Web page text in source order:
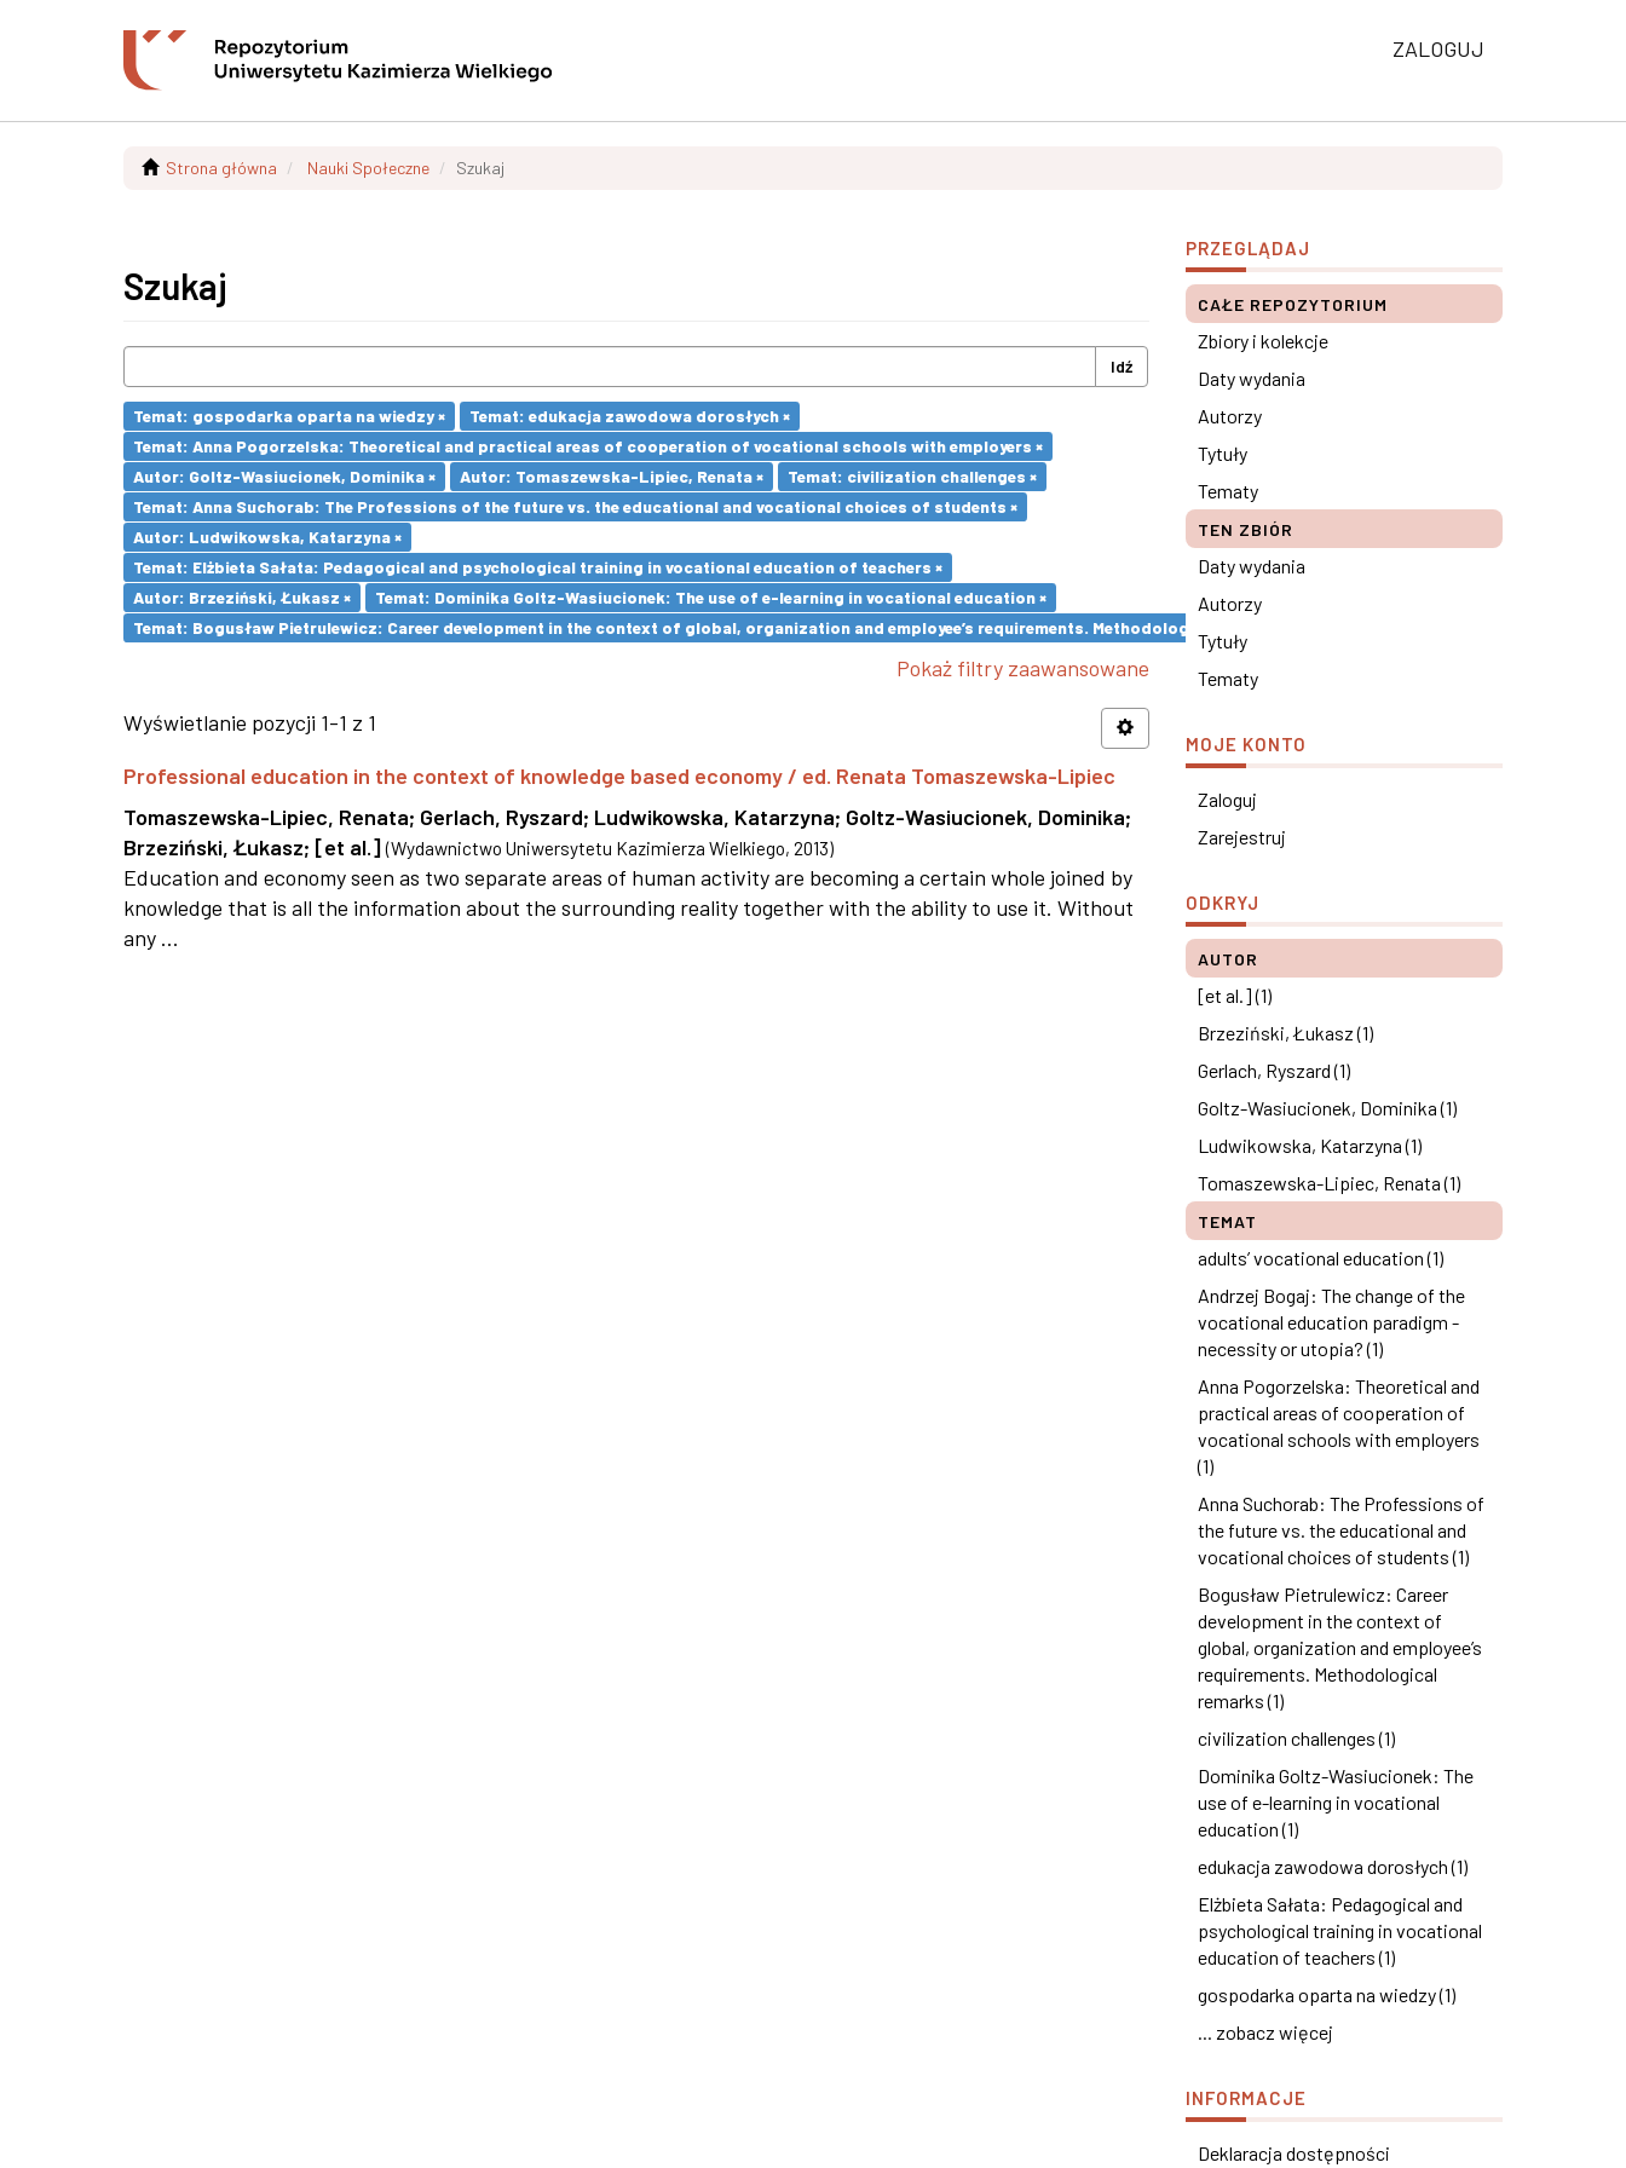
ZALOGUJ
Strona główna Nauki Społeczne Szukaj
Szukaj
Idź
Temat: gospodarka oparta na wiedzy ×
Temat: edukacja zawodowa dorosłych ×
Temat: Anna Pogorzelska: Theoretical and practical areas of cooperation of vocational schools with employers ×
Autor: Goltz-Wasiucionek, Dominika ×
Autor: Tomaszewska-Lipiec, Renata ×
Temat: civilization challenges ×
Temat: Anna Suchorab: The Professions of the future vs. the educational and vocational choices of students ×
Autor: Ludwikowska, Katarzyna ×
Temat: Elżbieta Sałata: Pedagogical and psychological training in vocational education of teachers ×
Autor: Brzeziński, Łukasz ×
Temat: Dominika Goltz-Wasiucionek: The use of e-learning in vocational education ×
Temat: Bogusław Pietrulewicz: Career development in the context of global, organization and employee’s requirements. Methodological remarks ×
Pokaż filtry zaawansowane
Wyświetlanie pozycji 1-1 z 1
Professional education in the context of knowledge based economy / ed. Renata Tomaszewska-Lipiec
Tomaszewska-Lipiec, Renata; Gerlach, Ryszard; Ludwikowska, Katarzyna; Goltz-Wasiucionek, Dominika;
Brzeziński, Łukasz; [et al.] (Wydawnictwo Uniwersytetu Kazimierza Wielkiego, 2013)
Education and economy seen as two separate areas of human activity are becoming a certain whole joined by
knowledge that is all the information about the surrounding reality together with the ability to use it. Without
any ...
PRZEGLĄDAJ
CAŁE REPOZYTORIUM
Zbiory i kolekcje
Daty wydania
Autorzy
Tytuły
Tematy
TEN ZBIÓR
Daty wydania
Autorzy
Tytuły
Tematy
MOJE KONTO
Zaloguj
Zarejestruj
ODKRYJ
AUTOR
[et al.] (1)
Brzeziński, Łukasz (1)
Gerlach, Ryszard (1)
Goltz-Wasiucionek, Dominika (1)
Ludwikowska, Katarzyna (1)
Tomaszewska-Lipiec, Renata (1)
TEMAT
adults’ vocational education (1)
Andrzej Bogaj: The change of the
vocational education paradigm -
necessity or utopia? (1)
Anna Pogorzelska: Theoretical and
practical areas of cooperation of
vocational schools with employers
(1)
Anna Suchorab: The Professions of
the future vs. the educational and
vocational choices of students (1)
Bogusław Pietrulewicz: Career
development in the context of
global, organization and employee’s
requirements. Methodological
remarks (1)
civilization challenges (1)
Dominika Goltz-Wasiucionek: The
use of e-learning in vocational
education (1)
edukacja zawodowa dorosłych (1)
Elżbieta Sałata: Pedagogical and
psychological training in vocational
education of teachers (1)
gospodarka oparta na wiedzy (1)
... zobacz więcej
INFORMACJE
Deklaracja dostępności